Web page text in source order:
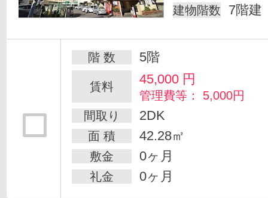
建物階数 7階建
階 数 5階
賃料 45,000 円
管理費等： 5,000円
間取り
2DK
面 積 42.28㎡
敷金 0ヶ月
礼金 0ヶ月